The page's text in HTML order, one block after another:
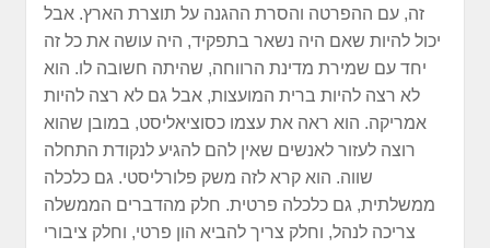
זה, עם ההפרטה והסרת ההגנה על תוצרת הארץ. אבל
יכול להיות שאם היה נשאר בתפקיד, היה עושה את כל זה
יחד עם שמירת מדינת הרווחה, שהיתה חשובה לו. הוא
לא רצה להיות ברית המועצות, אבל גם לא רצה להיות
אמריקה. הוא ראה את עצמו כסוציאליסט, במובן שהוא
רוצה לעזור לאנשים שאין להם להגיע לנקודת התחלה
שווה. הוא קרא לזה משק פלורליסטי. גם כלכלה
ממשלתית, גם כלכלה פרטית. חלק מהדברים הממשלה
צריכה לנהל, וחלק צריך להביא הון פרטי, וחלק ציבורי